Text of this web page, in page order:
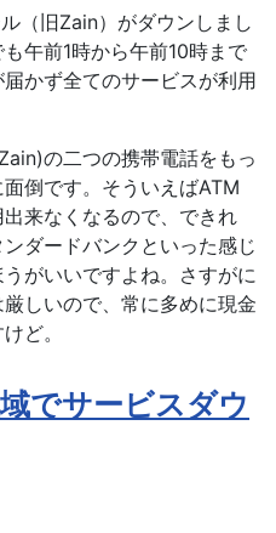
（旧Zain）がダウンしまし
午前1時から午前10時まで
かず全てのサービスが利用
の二つの携帯電話をもっ
倒です。そういえばATM
来なくなるので、できれ
ダードバンクといった感じ
がいいですよね。さすがに
しいので、常に多めに現金
ど。
でサービスダウ